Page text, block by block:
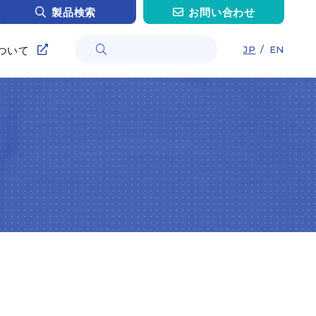
製品検索 お問い合わせ
いて
報
用
用
ンタビュー H.O.さん
ンタビュー C.Z.さん
ンタビュー T.H.さん
ンタビュー Y.M.さん
リー
JP / EN